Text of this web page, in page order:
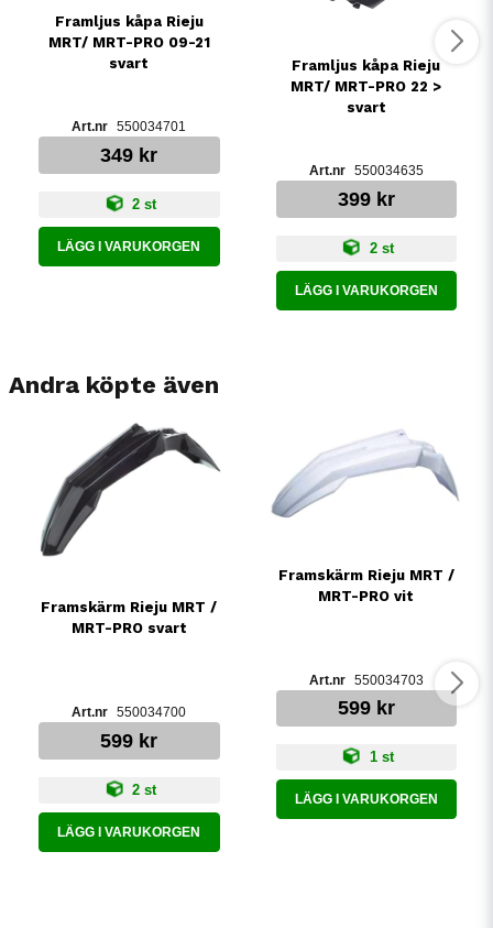
Framljus kåpa Rieju
MRT/ MRT-PRO 09-21
svart
550034701
349 kr
2 st
LÄGG I VARUKORGEN
Framljus kåpa Rieju
MRT/ MRT-PRO 22 >
svart
550034635
399 kr
2 st
LÄGG I VARUKORGEN
Andra köpte även
Framskärm Rieju MRT /
MRT-PRO svart
550034700
599 kr
2 st
LÄGG I VARUKORGEN
Framskärm Rieju MRT /
MRT-PRO vit
550034703
599 kr
1 st
LÄGG I VARUKORGEN